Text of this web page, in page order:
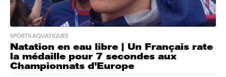
SPORTS AQUATIQUES
Natation en eau libre | Un Français rate
la médaille pour 7 secondes aux
Championnats d’Europe